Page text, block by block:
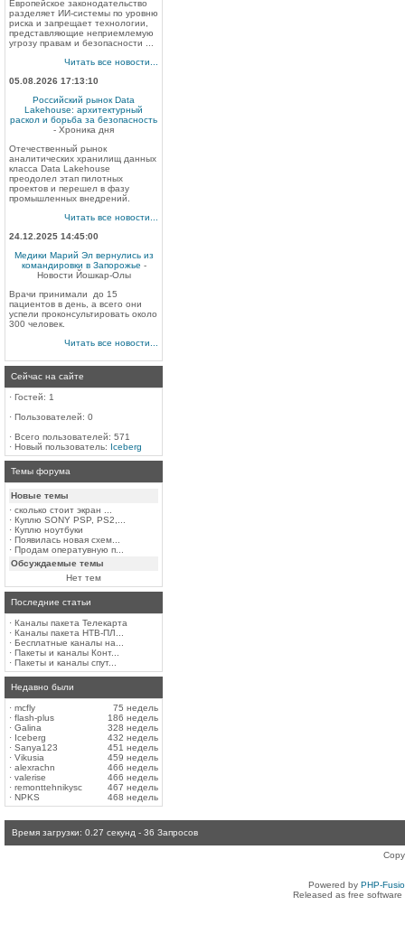
Европейское законодательство
разделяет ИИ-системы по уровню
риска и запрещает технологии,
представляющие неприемлемую
угрозу правам и безопасности ...
Читать все новости...
05.08.2026 17:13:10
Российский рынок Data
Lakehouse: архитектурный
раскол и борьба за безопасность
- Хроника дня
Отечественный рынок
аналитических хранилищ данных
класса Data Lakehouse
преодолел этап пилотных
проектов и перешел в фазу
промышленных внедрений.
Читать все новости...
24.12.2025 14:45:00
Медики Марий Эл вернулись из
командировки в Запорожье -
Новости Йошкар-Олы
Врачи принимали до 15
пациентов в день, а всего они
успели проконсультировать около
300 человек.
Читать все новости...
Сейчас на сайте
· Гостей: 1
· Пользователей: 0
· Всего пользователей: 571
· Новый пользователь: Iceberg
Темы форума
Новые темы
· сколько стоит экран ...
· Куплю SONY PSP, PS2,...
· Куплю ноутбуки
· Появилась новая схем...
· Продам оператувную п...
Обсуждаемые темы
Нет тем
Последние статьи
· Каналы пакета Телекарта
· Каналы пакета НТВ-ПЛ...
· Бесплатные каналы на...
· Пакеты и каналы Конт...
· Пакеты и каналы спут...
Недавно были
· mcfly
75 недель
· flash-plus
186 недель
· Galina
328 недель
· Iceberg
432 недель
· Sanya123
451 недель
· Vikusia
459 недель
· alexrachn
466 недель
· valerise
466 недель
· remonttehnikysc
467 недель
· NPKS 468 недель
Время загрузки: 0.27 секунд - 36 Запросов
Powered by PHP-
Released as free